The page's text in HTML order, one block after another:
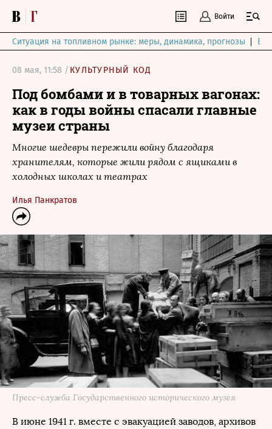
Войти
Ситуация на топливном рынке: меры, динамика, прогнозы
08 мая, 11:58 / КУЛЬТУРНЫЙ КОД
Под бомбами и в товарных вагонах:
как в годы войны спасали главные
музеи страны
Многие шедевры пережили войну благодаря
хранителям, которые жили рядом с ящиками в
холодных школах и театрах
Илья Панкратов
Пресс-служба Государственного исторического музея
В июне 1941 г. вместе с эвакуацией заводов, архивов